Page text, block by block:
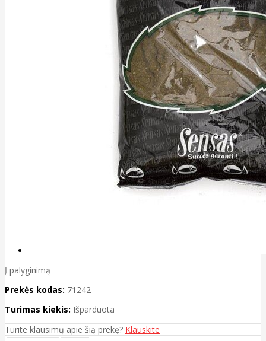
Į palyginimą
Prekės kodas: 71242
Turimas kiekis: Išparduota
Turite klausimų apie šią prekę? Klauskite